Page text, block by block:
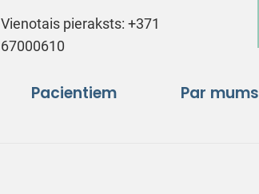
Vienotais pieraksts:+371
67000610
Pacientiem Par mums